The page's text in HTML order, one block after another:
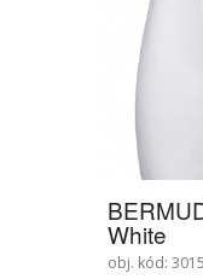
White
obj. kód: